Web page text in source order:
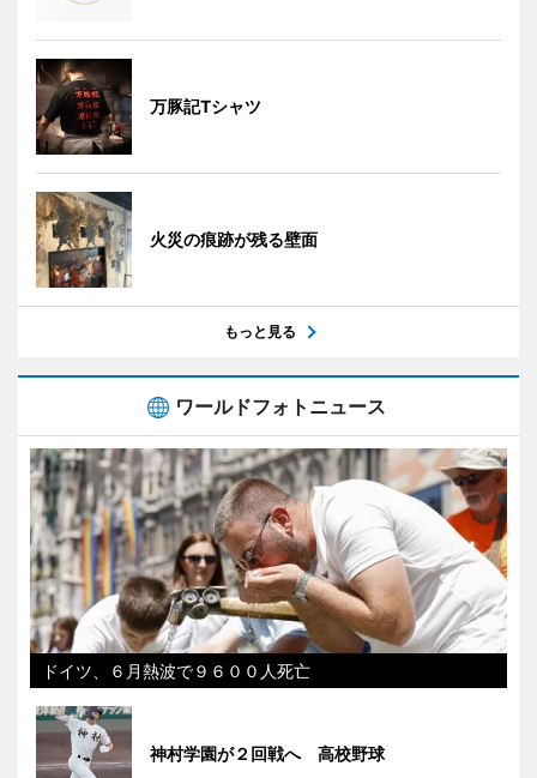
万豚記Tシャツ
火災の痕跡が残る壁面
もっと見る
ワールドフォトニュース
ドイツ、６月熱波で９６００人死亡
神村学園が２回戦へ 高校野球